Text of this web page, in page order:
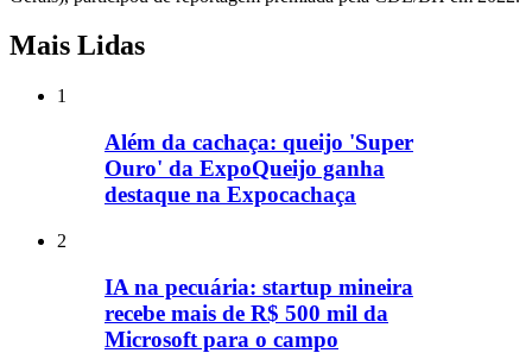
Mais Lidas
1
Além da cachaça: queijo 'Super
Ouro' da ExpoQueijo ganha
destaque na Expocachaça
2
IA na pecuária: startup mineira
recebe mais de R$ 500 mil da
Microsoft para o campo